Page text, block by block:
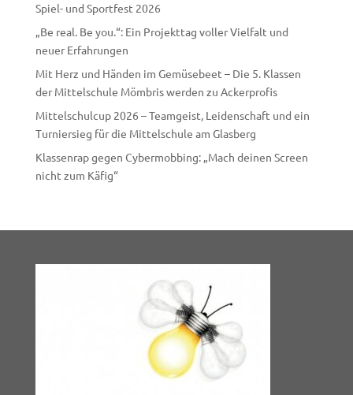
Spiel- und Sportfest 2026
„Be real. Be you.“: Ein Projekttag voller Vielfalt und
neuer Erfahrungen
Mit Herz und Händen im Gemüsebeet – Die 5. Klassen
der Mittelschule Mömbris werden zu Ackerprofis
Mittelschulcup 2026 – Teamgeist, Leidenschaft und ein
Turniersieg für die Mittelschule am Glasberg
Klassenrap gegen Cybermobbing: „Mach deinen Screen
nicht zum Käfig“